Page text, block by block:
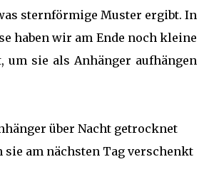
sternförmige Muster ergibt. In
haben wir am Ende noch kleine
um sie als Anhänger aufhängen
über Nacht getrocknet
sie am nächsten Tag verschenkt